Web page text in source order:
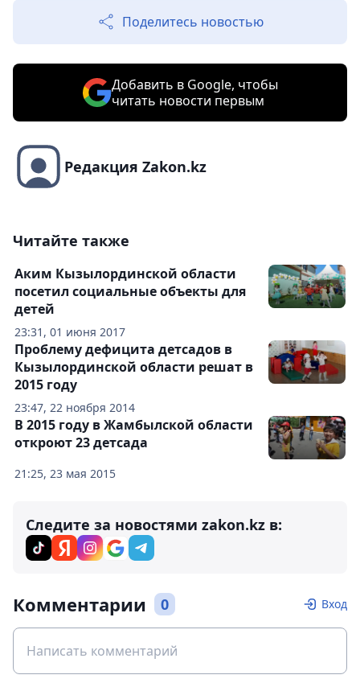
Поделитесь новостью
Добавить в Google, чтобы
читать новости первым
Редакция Zakon.kz
Читайте также
23:31, 01 июня 2017
Аким Кызылординской области
посетил социальные объекты для
детей
23:47, 22 ноября 2014
Проблему дефицита детсадов в
Кызылординской области решат в
2015 году
21:25, 23 мая 2015
В 2015 году в Жамбылской области
откроют 23 детсада
Следите за новостями zakon.kz в:
Комментарии 0 Вход